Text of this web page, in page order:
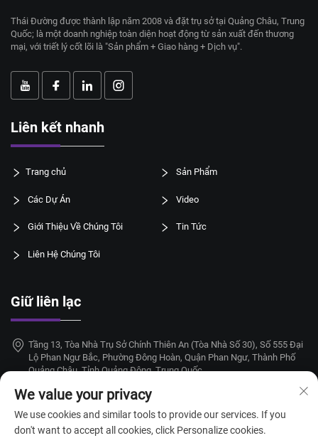
Thái Đường được thành lập năm 2008 và đặt trụ sở tại Quảng Châu, Trung
Quốc; là một doanh nghiệp toàn diện hoạt động từ sản xuất đến thương
mại, với triết lý cốt lõi là "Sản phẩm + Giao hàng + Dịch vụ".
Liên kết nhanh
Trang chủ Sản Phẩm
Các Dự Án Video
Giới Thiệu Về Chúng Tôi Tin Tức
Liên Hệ Chúng Tôi
Giữ liên lạc
Tầng 13, Tòa Nhà Trụ Sở Chính Thiên An (Tòa Nhà Số 30), Số 555 Đại
Lộ Phan Ngư Bắc, Phường Đông Hoàn, Quận Phan Ngư, Thành Phố
Quảng Châu, Tỉnh Quảng Đông, Trung Quốc
+86-18924068214
[email protected]
We value your privacy
We use cookies and similar tools to provide our services. If you
don't want to accept all cookies, click Personalize cookies.